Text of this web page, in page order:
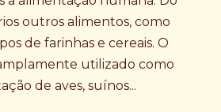
outros alimentos, como
de farinhas e cereais. O
utilizado como
de aves, suínos...